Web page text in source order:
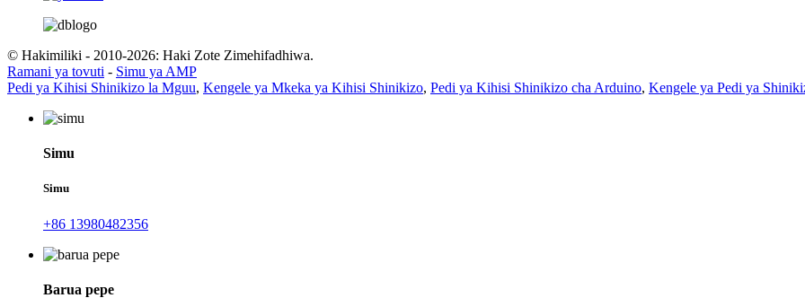
© Hakimiliki - 2010-2026: Haki Zote Zimehifadhiwa.
Ramani ya tovuti - Simu ya AMP
Pedi ya Kihisi Shinikizo la Mguu, Kengele ya Mkeka ya Kihisi Shinikizo, Pedi ya Kihisi Shinikizo cha Arduino, Kengele ya Pedi ya
Simu
Simu
+86 13980482356
Barua pepe